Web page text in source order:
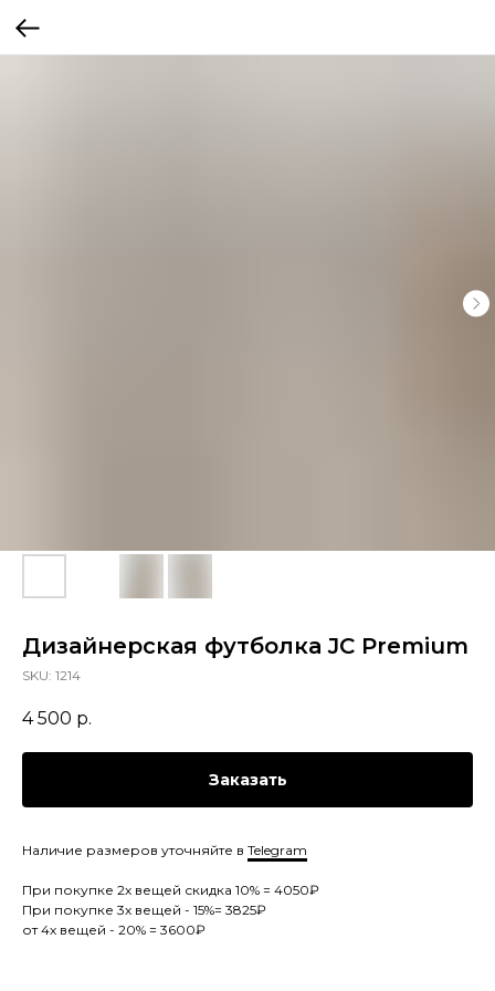
Дизайнерская футболка JC Premium
SKU: 1214
4 500 р.
Заказать
Наличие размеров уточняйте в Telegram
При покупке 2х вещей скидка 10% = 4050₽
При покупке 3х вещей - 15%= 3825₽
от 4х вещей - 20% = 3600₽